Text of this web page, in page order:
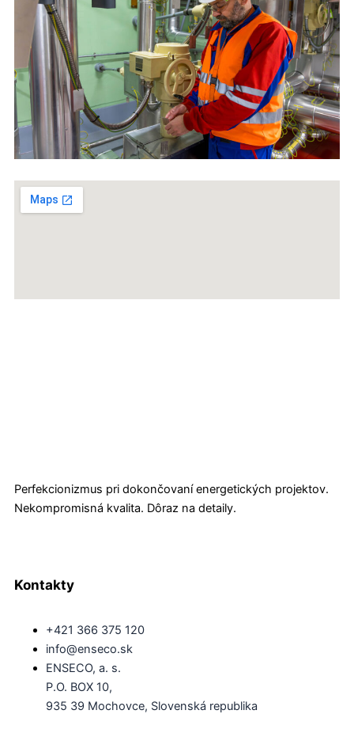
Perfekcionizmus pri dokončovaní energetických projektov.
Nekompromisná kvalita. Dôraz na detaily.
Kontakty
+421 366 375 120
info@enseco.sk
ENSECO, a. s.
P.O. BOX 10,
935 39 Mochovce, Slovenská republika